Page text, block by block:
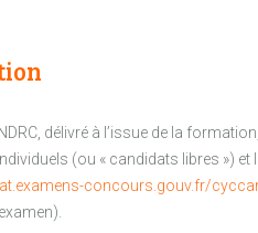
délivré à l’issue de la
(ou « candidats libres »)
concours.gouv.fr/